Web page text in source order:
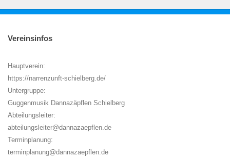
Vereinsinfos
Hauptverein:
https://narrenzunft-schielberg.de/
Untergruppe:
Guggenmusik Dannazäpflen Schielberg
Abteilungsleiter:
abteilungsleiter@dannazaepflen.de
Terminplanung:
terminplanung@dannazaepflen.de